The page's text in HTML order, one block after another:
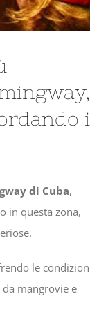
di Cuba,
in questa zona,
le
mangrovie e